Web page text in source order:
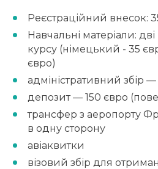
Реєстраційний внесок:
Навчальні матеріали:
курсу (німецький - 35
євро)
адміністративний збір
депозит — 150 євро
трансфер з аеропорту
в одну сторону
авіаквитки
візовий збір для